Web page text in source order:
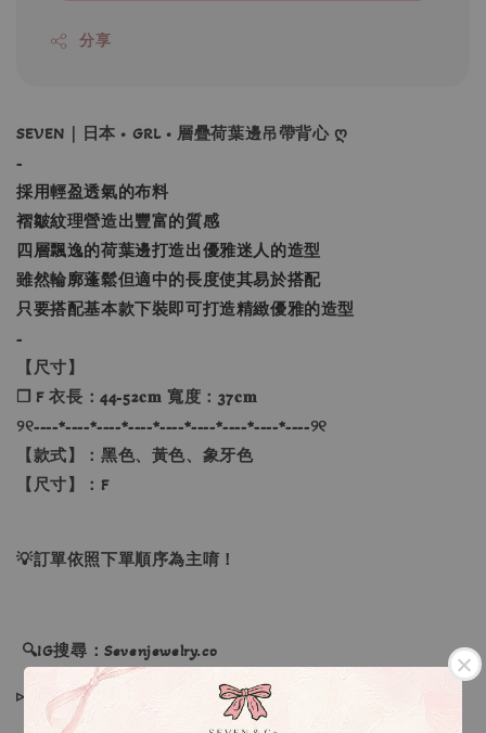
分享
SEVEN｜日本 • GRL • 層疊荷葉邊吊帶背心 ღ
-
採用輕盈透氣的布料
褶皺紋理營造出豐富的質感
四層飄逸的荷葉邊打造出優雅迷人的造型
雖然輪廓蓬鬆但適中的長度使其易於搭配
只要搭配基本款下裝即可打造精緻優雅的造型
-
【尺寸】
❐ F 衣長：44-52𝐜𝐦 寬度：37𝐜𝐦
୨୧----*----*----*----*----*----*----*----*----୨୧
【款式】：黑色、黃色、象牙色
【尺寸】：F
💡訂單依照下單順序為主唷！
🔍IG搜尋：Sevenjewelry.co
▹現貨商品１～３日內寄出